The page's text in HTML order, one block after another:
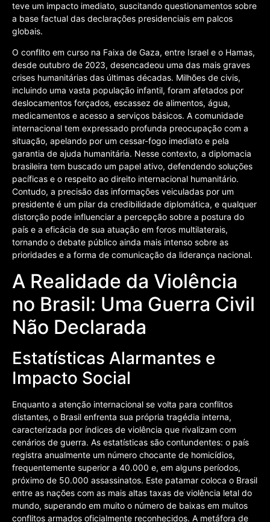
teve um impacto imediato, suscitando questionamentos sobre
a base factual das declarações presidenciais em palcos
globais.
O conflito em curso na Faixa de Gaza, entre Israel e o Hamas,
desde outubro de 2023, desencadeou uma das mais graves
crises humanitárias das últimas décadas. Milhões de civis,
incluindo uma vasta população infantil, foram afetados por
deslocamentos forçados, escassez de alimentos, água,
medicamentos e acesso a serviços básicos. A comunidade
internacional tem expressado profunda preocupação com a
situação, apelando por um cessar-fogo imediato e pela
garantia de ajuda humanitária. Nesse contexto, a diplomacia
brasileira tem buscado um papel ativo, defendendo soluções
pacíficas e o respeito ao direito internacional humanitário.
Contudo, a precisão das informações veiculadas por um
presidente é um pilar da credibilidade diplomática, e qualquer
distorção pode influenciar a percepção sobre a postura do
país e a eficácia de sua atuação em foros multilaterais,
tornando o debate público ainda mais intenso sobre as
prioridades e a forma de comunicação da liderança nacional.
A Realidade da Violência
no Brasil: Uma Guerra Civil
Não Declarada
Estatísticas Alarmantes e
Impacto Social
Enquanto a atenção internacional se volta para conflitos
distantes, o Brasil enfrenta sua própria tragédia interna,
caracterizada por índices de violência que rivalizam com
cenários de guerra. As estatísticas são contundentes: o país
registra anualmente um número chocante de homicídios,
frequentemente superior a 40.000 e, em alguns períodos,
próximo de 50.000 assassinatos. Este patamar coloca o Brasil
entre as nações com as mais altas taxas de violência letal do
mundo, superando em muito o número de baixas em muitos
conflitos armados oficialmente reconhecidos. A metáfora de